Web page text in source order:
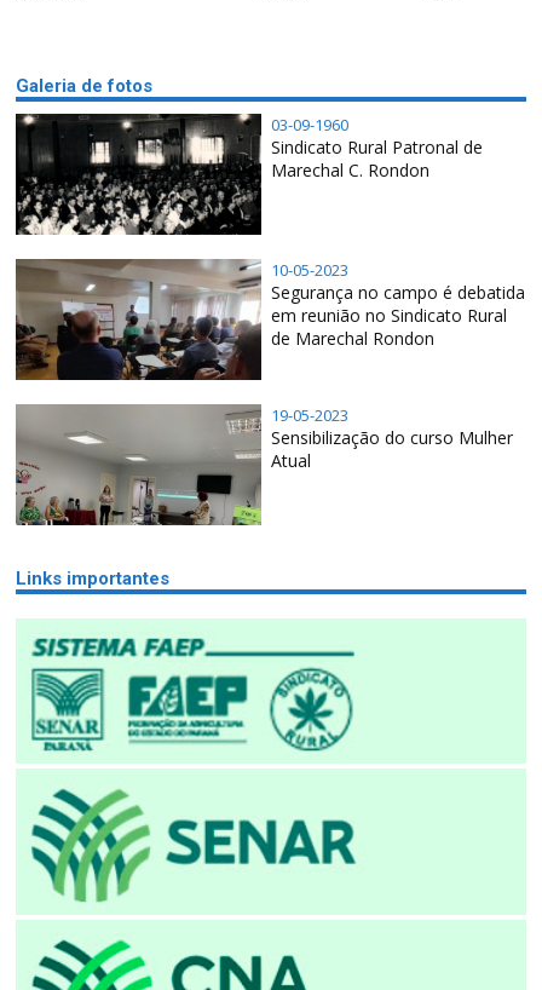
Galeria de fotos
03-09-1960
Sindicato Rural Patronal de
Marechal C. Rondon
10-05-2023
Segurança no campo é debatida
em reunião no Sindicato Rural
de Marechal Rondon
19-05-2023
Sensibilização do curso Mulher
Atual
Links importantes